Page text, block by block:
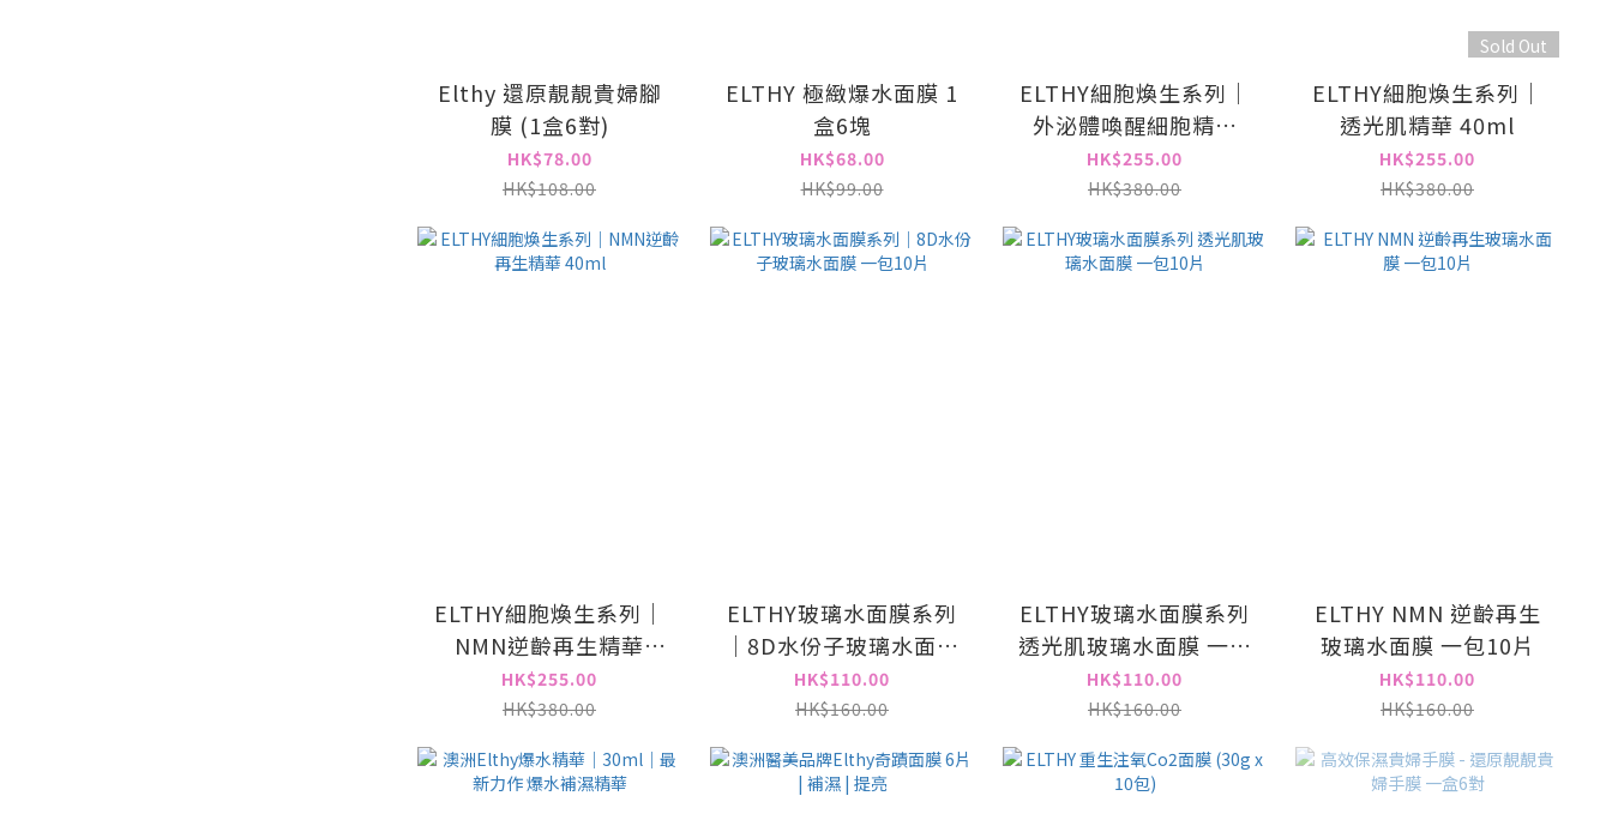
Elthy 還原靚靚貴婦腳
膜 (1盒6對)
HK$78.00
HK$108.00
ELTHY 極緻爆水面膜 1
盒6塊
HK$68.00
HK$99.00
ELTHY細胞煥生系列｜
外泌體喚醒細胞精華
40ml
HK$255.00
HK$380.00
Sold Out
ELTHY細胞煥生系列｜
透光肌精華 40ml
HK$255.00
HK$380.00
ELTHY細胞煥生系列｜
NMN逆齡再生精華
40ml
HK$255.00
HK$380.00
ELTHY玻璃水面膜系列
｜8D水份子玻璃水面膜
一包10片
HK$110.00
HK$160.00
ELTHY玻璃水面膜系列
透光肌玻璃水面膜 一包
10片
HK$110.00
HK$160.00
ELTHY NMN 逆齡再生
玻璃水面膜 一包10片
HK$110.00
HK$160.00